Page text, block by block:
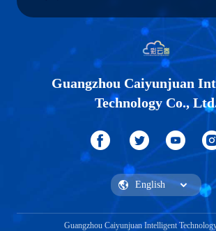
Guangzhou Caiyunjuan
Technology Co.,
Guangzhou Caiyunjuan Intelligent